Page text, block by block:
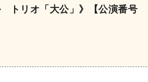
トリオ「大公」》【公演番号